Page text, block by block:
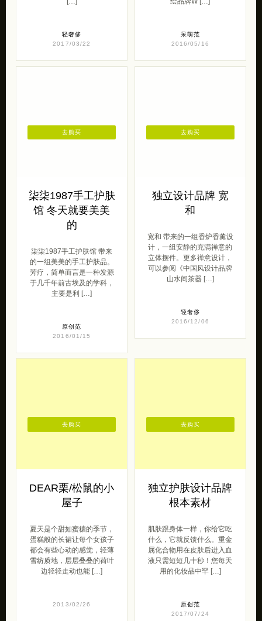
轻奢侈
2017/03/22
呆萌范
2016/05/16
柒柒1987手工护肤
馆 冬天就要美美
的
柒柒1987手工护肤馆 带来
的一组美美的手工护肤品。
芳疗，简单而言是一种发源
于几千年前古埃及的学科，
主要是利 […]
原创范
2016/01/15
去购买
独立设计品牌 宽
和
宽和 带来的一组香炉香薰设
计，一组安静的充满禅意的
立体摆件。更多禅意设计，
可以参阅《中国风设计品牌
山水间茶器 […]
轻奢侈
2016/12/06
去购买
DEAR栗/松鼠的小
屋子
夏天是个甜如蜜糖的季节，
蛋糕般的长裙让每个女孩子
都会有些心动的感觉，轻薄
雪纺质地，层层叠叠的荷叶
边轻轻走动也能 […]
2013/02/26
去购买
独立护肤设计品牌
根本素材
肌肤跟身体一样，你给它吃
什么，它就反馈什么。重金
属化合物用在皮肤后进入血
液只需短短几十秒！您每天
用的化妆品中罕 […]
原创范
2017/07/24
去购买